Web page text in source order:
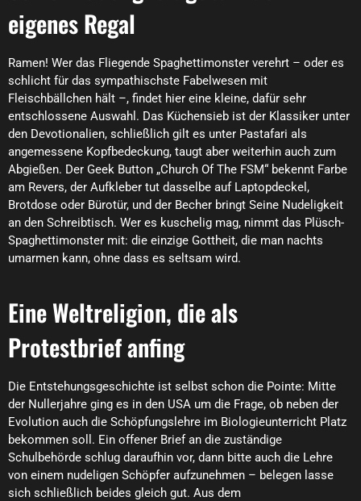
eigenes Regal
Ramen! Wer das Fliegende Spaghettimonster verehrt – oder es
schlicht für das sympathischste Fabelwesen mit
Fleischbällchen hält –, findet hier eine kleine, dafür sehr
entschlossene Auswahl. Das Küchensieb ist der Klassiker unter
den Devotionalien, schließlich gilt es unter Pastafari als
angemessene Kopfbedeckung, taugt aber weiterhin auch zum
Abgießen. Der Geek Button „Church Of The FSM“ bekennt Farbe
am Revers, der Aufkleber tut dasselbe auf Laptopdeckel,
Brotdose oder Bürotür, und der Becher bringt Seine Nudeligkeit
an den Schreibtisch. Wer es kuschelig mag, nimmt das Plüsch-
Spaghettimonster mit: die einzige Gottheit, die man nachts
umarmen kann, ohne dass es seltsam wird.
Eine Weltreligion, die als
Protestbrief anfing
Die Entstehungsgeschichte ist selbst schon die Pointe: Mitte
der Nullerjahre ging es in den USA um die Frage, ob neben der
Evolution auch die Schöpfungslehre im Biologieunterricht Platz
bekommen soll. Ein offener Brief an die zuständige
Schulbehörde schlug daraufhin vor, dann bitte auch die Lehre
von einem nudeligen Schöpfer aufzunehmen – belegen lasse
sich schließlich beides gleich gut. Aus dem